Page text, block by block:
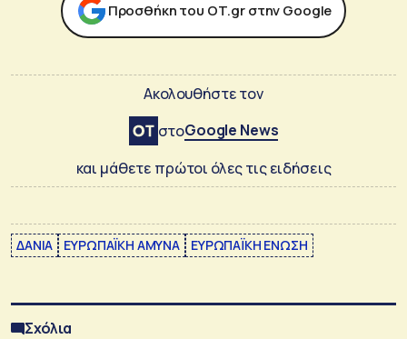
Προσθήκη του ΟΤ.gr στην Google
Ακολουθήστε τον
στοGoogle News
και μάθετε πρώτοι όλες τις ειδήσεις
ΔΑΝΙΑ ΕΥΡΩΠΑΪΚΗ ΑΜΥΝΑ ΕΥΡΩΠΑΪΚΗ ΕΝΩΣΗ
Σχόλια